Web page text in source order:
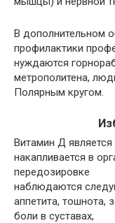
В дополнительном
профилактики
нуждаются
метрополитена,
Полярным кругом.
Витамин Д
накапливается в
передозировке
наблюдаются
аппетита, тошнота,
боли в суставах,